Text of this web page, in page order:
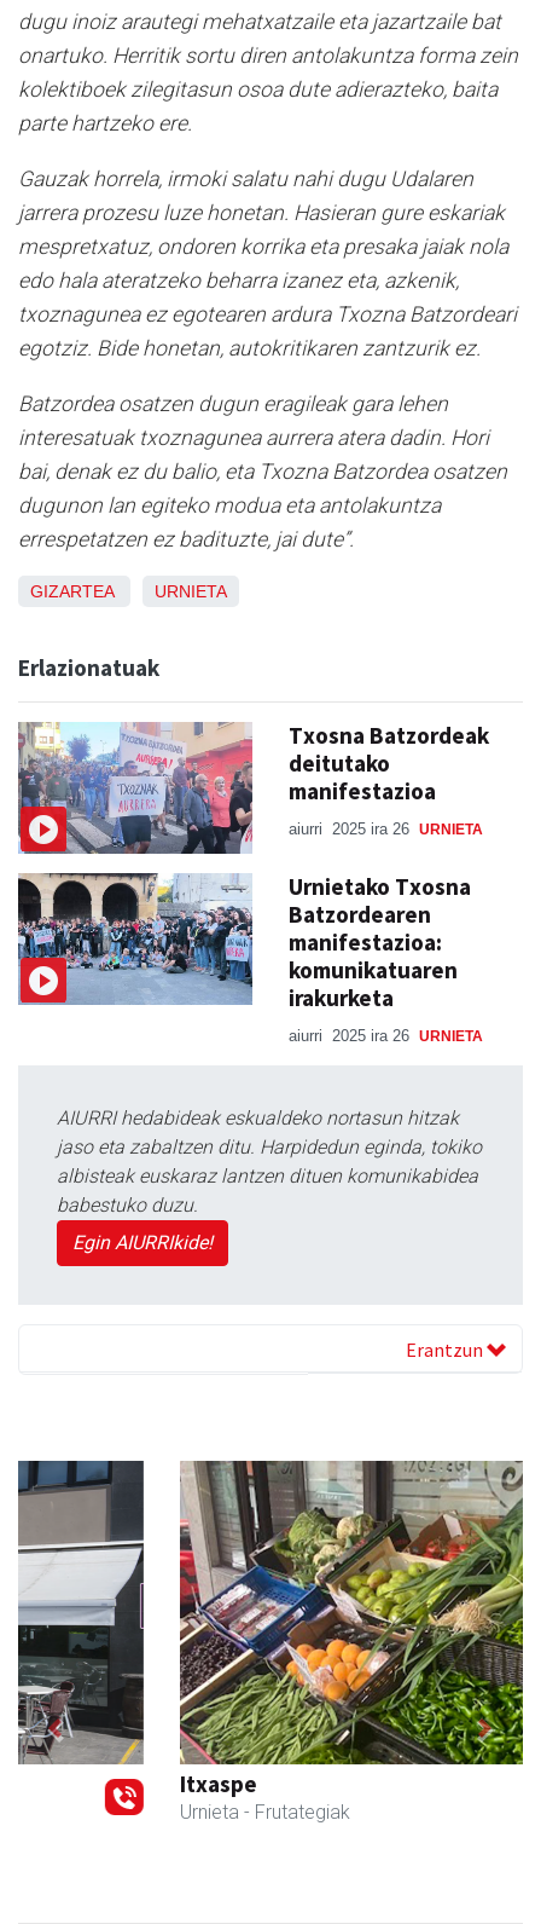
dugu inoiz arautegi mehatxatzaile eta jazartzaile bat
onartuko. Herritik sortu diren antolakuntza forma zein
kolektiboek zilegitasun osoa dute adierazteko, baita
parte hartzeko ere.
Gauzak horrela, irmoki salatu nahi dugu Udalaren
jarrera prozesu luze honetan. Hasieran gure eskariak
mespretxatuz, ondoren korrika eta presaka jaiak nola
edo hala ateratzeko beharra izanez eta, azkenik,
txoznagunea ez egotearen ardura Txozna Batzordeari
egotziz. Bide honetan, autokritikaren zantzurik ez.
Batzordea osatzen dugun eragileak gara lehen
interesatuak txoznagunea aurrera atera dadin. Hori
bai, denak ez du balio, eta Txozna Batzordea osatzen
dugunon lan egiteko modua eta antolakuntza
errespetatzen ez badituzte, jai dute”.
GIZARTEA URNIETA
Erlazionatuak
Txosna Batzordeak
deitutako
manifestazioa
aiurri 2025 ira 26 URNIETA
Urnietako Txosna
Batzordearen
manifestazioa:
komunikatuaren
irakurketa
aiurri 2025 ira 26 URNIETA
AIURRI hedabideak eskualdeko nortasun hitzak
jaso eta zabaltzen ditu. Harpidedun eginda, tokiko
albisteak euskaraz lantzen dituen komunikabidea
babestuko duzu.
Egin AIURRIkide!
Erantzun
- Frutategiak
Previous Next